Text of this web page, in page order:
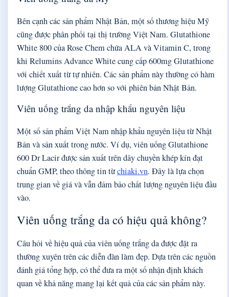
Bên cạnh các sản phẩm Nhật Bản, một số thương hiệu Mỹ
cũng được phân phối tại thị trường Việt Nam. Glutathione
White 800 của Rose Chem chứa ALA và Vitamin C, trong
khi Relumins Advance White cung cấp 600mg Glutathione
với chiết xuất từ tự nhiên. Các sản phẩm này thường có hàm
lượng Glutathione cao hơn so với phiên bản Nhật Bản.
Viên uống trắng da nhập khẩu nguyên liệu
Một số sản phẩm Việt Nam nhập khẩu nguyên liệu từ Nhật
Bản và sản xuất trong nước. Ví dụ, viên uống Glutathione
600 Dr Lacir được sản xuất trên dây chuyền khép kín đạt
chuẩn GMP, theo thông tin từchiaki.vn. Đây là lựa chọn
trung gian về giá và vẫn đảm bảo chất lượng nguyên liệu đầu
vào.
Viên uống trắng da có hiệu quả không?
Câu hỏi về hiệu quả của viên uống trắng da được đặt ra
thường xuyên trên các diễn đàn làm đẹp. Dựa trên các nguồn
đánh giá tổng hợp, có thể đưa ra một số nhận định khách
quan về khả năng mang lại kết quả của các sản phẩm này.